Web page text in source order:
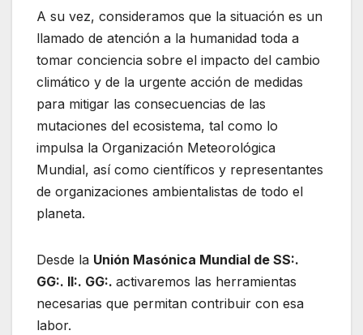
A su vez, consideramos que la situación es un
llamado de atención a la humanidad toda a
tomar conciencia sobre el impacto del cambio
climático y de la urgente acción de medidas
para mitigar las consecuencias de las
mutaciones del ecosistema, tal como lo
impulsa la Organización Meteorológica
Mundial, así como científicos y representantes
de organizaciones ambientalistas de todo el
planeta.
Desde la Unión Masónica Mundial de SS:.
GG:. II:. GG:. activaremos las herramientas
necesarias que permitan contribuir con esa
labor.